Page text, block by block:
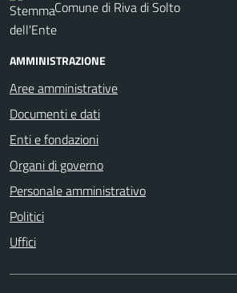
Comune di Riva di Solto
AMMINISTRAZIONE
Aree amministrative
Documenti e dati
Enti e fondazioni
Organi di governo
Personale amministrativo
Politici
Uffici